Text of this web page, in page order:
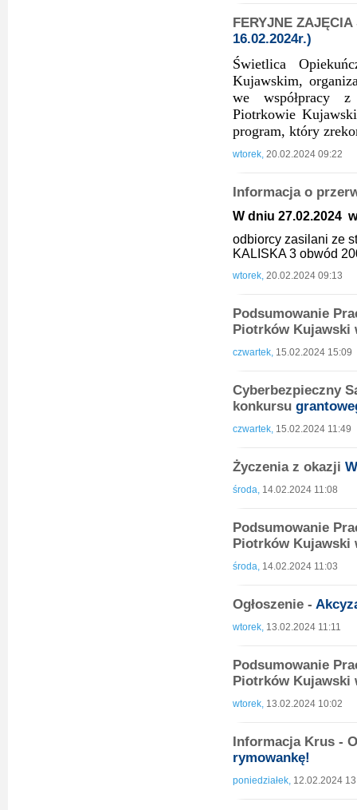
FERYJNE
16.02.2024r.)
Świetlica
Kujawskim,
we współpracy
Piotrkowie
program, który
wtorek, 20.02.2024 09:22
Informacja o
W dniu 27.02.2024
odbiorcy zasilani ze
KALISKA 3 obwód
wtorek, 20.02.2024 09:13
Podsumowanie
Piotrków Kujawski
czwartek, 15.02.2024 15:09
Cyberbezpieczny
konkursu
czwartek, 15.02.2024 11:49
Życzenia z okazji
środa, 14.02.2024 11:08
Podsumowanie
Piotrków Kujawski
środa, 14.02.2024 11:03
Ogłoszenie -
wtorek, 13.02.2024 11:11
Podsumowanie
Piotrków Kujawski
wtorek, 13.02.2024 10:02
Informacja Krus -
rymowankę!
poniedziałek, 12.02.2024